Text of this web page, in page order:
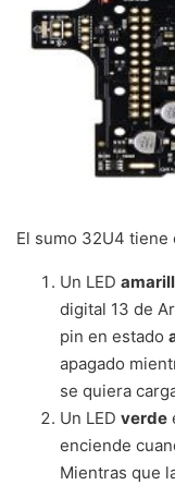
El sumo 32U4 tiene
Un LED
digital 13 de
pin en estado
apagado
se quiera
Un LED verde
enciende
Mientras que